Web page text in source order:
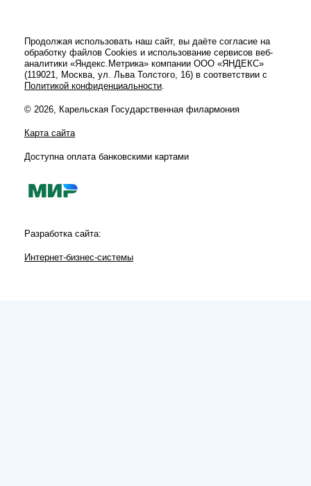
Продолжая использовать наш сайт, вы даёте согласие на
обработку файлов Cookies и использование сервисов веб-
аналитики «Яндекс.Метрика» компании ООО «ЯНДЕКС»
(119021, Москва, ул. Льва Толстого, 16) в соответствии с
Политикой конфиденциальности.
© 2026, Карельская Государственная филармония
Карта сайта
Доступна оплата банковскими картами
Разработка сайта:
Интернет-бизнес-системы